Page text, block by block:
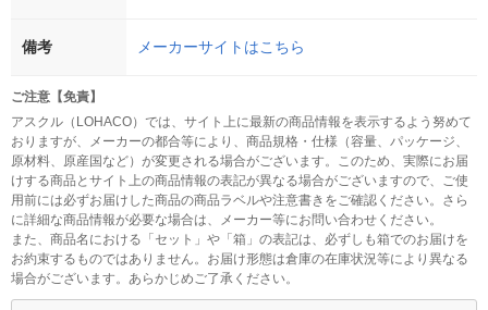
備考 メーカーサイトはこちら
ご注意【免責】
アスクル（LOHACO）では、サイト上に最新の商品情報を表示するよう努めて
おりますが、メーカーの都合等により、商品規格・仕様（容量、パッケージ、
原材料、原産国など）が変更される場合がございます。このため、実際にお届
けする商品とサイト上の商品情報の表記が異なる場合がございますので、ご使
用前には必ずお届けした商品の商品ラベルや注意書きをご確認ください。さら
に詳細な商品情報が必要な場合は、メーカー等にお問い合わせください。
また、商品名における「セット」や「箱」の表記は、必ずしも箱でのお届けを
お約束するものではありません。お届け形態は倉庫の在庫状況等により異なる
場合がございます。あらかじめご了承ください。